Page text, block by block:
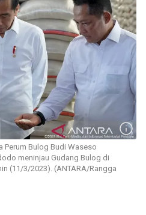
Perum Bulog Budi Waseso
meninjau Gudang Bulog di
(11/3/2023). (ANTARA/Rangga